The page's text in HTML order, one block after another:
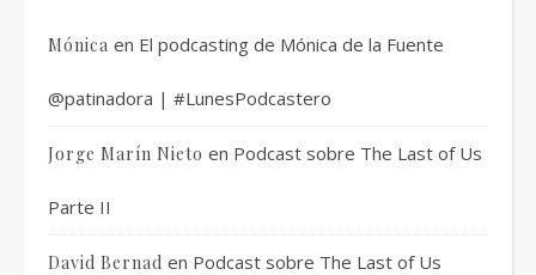
Mónica en El podcasting de Mónica de la Fuente
@patinadora | #LunesPodcastero
Jorge Marín Nieto en Podcast sobre The Last of Us
Parte II
David Bernad en Podcast sobre The Last of Us